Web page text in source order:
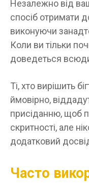
Незалежно від
спосіб отримати
виконуючи
Коли ви тільки
доведеться
Ті, хто вирішить
ймовірно,
присіданню, щоб
скритності, але
додатковий
Часто